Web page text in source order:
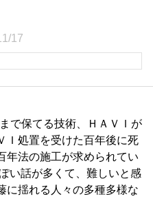
17
で保てる技術、ＨＡＶＩが
Ｉ処置を受けた百年後に死
年法の施工が求められてい
い話が多くて、難しいと感
に揺れる人々の多種多様な